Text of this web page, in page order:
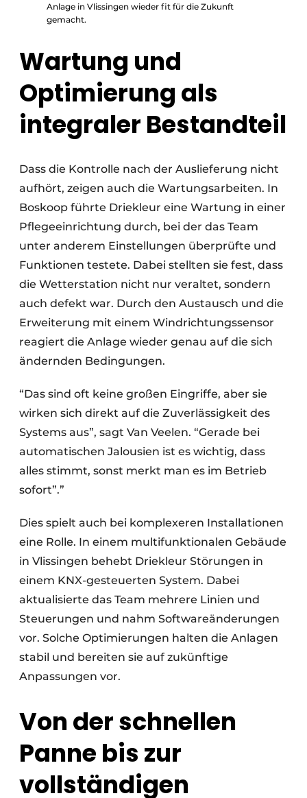
Anlage in Vlissingen wieder fit für die Zukunft
gemacht.
Wartung und
Optimierung als
integraler Bestandteil
Dass die Kontrolle nach der Auslieferung nicht
aufhört, zeigen auch die Wartungsarbeiten. In
Boskoop führte Driekleur eine Wartung in einer
Pflegeeinrichtung durch, bei der das Team
unter anderem Einstellungen überprüfte und
Funktionen testete. Dabei stellten sie fest, dass
die Wetterstation nicht nur veraltet, sondern
auch defekt war. Durch den Austausch und die
Erweiterung mit einem Windrichtungssensor
reagiert die Anlage wieder genau auf die sich
ändernden Bedingungen.
“Das sind oft keine großen Eingriffe, aber sie
wirken sich direkt auf die Zuverlässigkeit des
Systems aus”, sagt Van Veelen. “Gerade bei
automatischen Jalousien ist es wichtig, dass
alles stimmt, sonst merkt man es im Betrieb
sofort”.”
Dies spielt auch bei komplexeren Installationen
eine Rolle. In einem multifunktionalen Gebäude
in Vlissingen behebt Driekleur Störungen in
einem KNX-gesteuerten System. Dabei
aktualisierte das Team mehrere Linien und
Steuerungen und nahm Softwareänderungen
vor. Solche Optimierungen halten die Anlagen
stabil und bereiten sie auf zukünftige
Anpassungen vor.
Von der schnellen
Panne bis zur
vollständigen